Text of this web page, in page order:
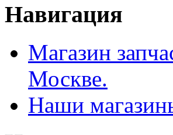
Навигация
Магазин
Москве.
Наши